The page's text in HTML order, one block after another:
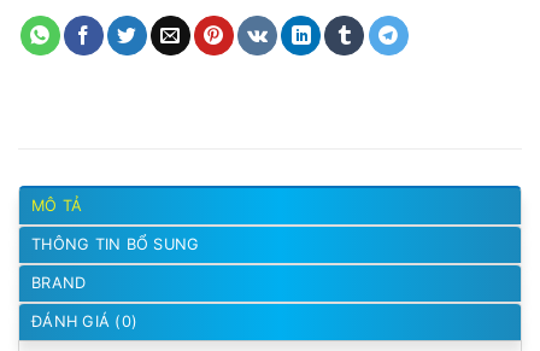
MÔ TẢ
THÔNG TIN BỔ SUNG
BRAND
ĐÁNH GIÁ (0)